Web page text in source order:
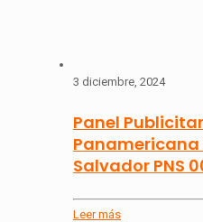
3 diciembre, 2024
Panel
Panamericana
Salvador PNS
Leer más